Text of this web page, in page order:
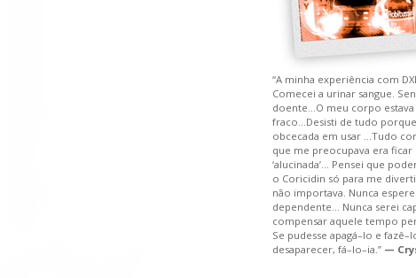
“A minha experiência com
Comecei a urinar sangue.
doente…O meu corpo estava
fraco…Desisti de tudo porque
obcecada em usar …Tudo
que me preocupava era ficar
‘alucinada’… Pensei que
o Coricidin só para me
não importava. Nunca
dependente… Nunca serei
compensar aquele tempo
Se pudesse apagá–lo e
desaparecer, fá–lo–ia.” —